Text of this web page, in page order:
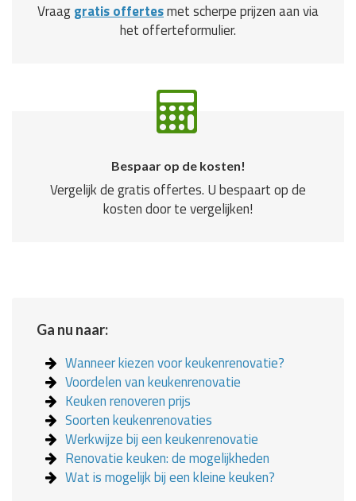
Vraaggratis offertesmet scherpe prijzen aan via
het offerteformulier.
Bespaar op de kosten!
Vergelijk de gratis offertes. U bespaart op de
kosten door te vergelijken!
Ga nu naar:
Wanneer kiezen voor keukenrenovatie?
Voordelen van keukenrenovatie
Keuken renoveren prijs
Soorten keukenrenovaties
Werkwijze bij een keukenrenovatie
Renovatie keuken: de mogelijkheden
Wat is mogelijk bij een kleine keuken?